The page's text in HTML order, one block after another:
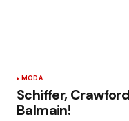
MODA
Schiffer,
Balmain!